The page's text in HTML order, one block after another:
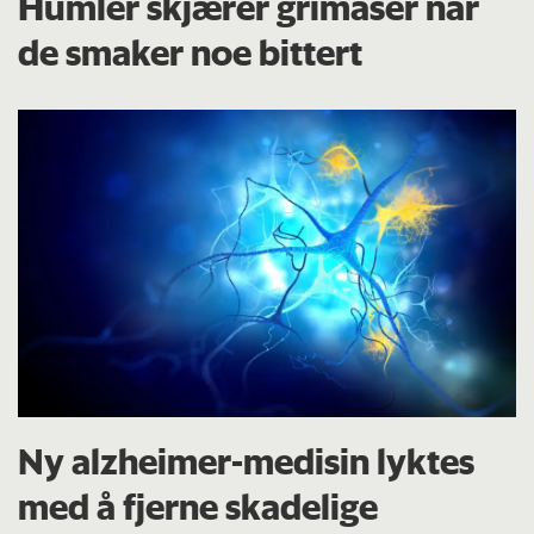
de smaker noe bittert
Ny alzheimer-medisin lyktes
med å fjerne skadelige